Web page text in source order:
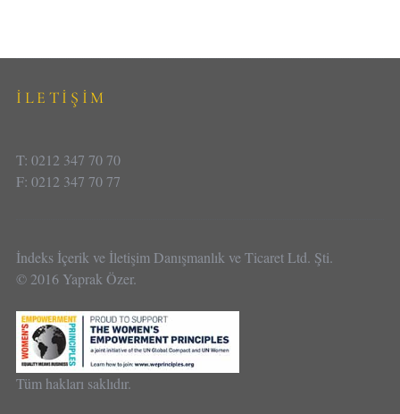
İLETİŞİM
T: 0212 347 70 70
F: 0212 347 70 77
İndeks İçerik ve İletişim Danışmanlık ve Ticaret Ltd. Şti.
© 2016 Yaprak Özer.
Tüm hakları saklıdır.